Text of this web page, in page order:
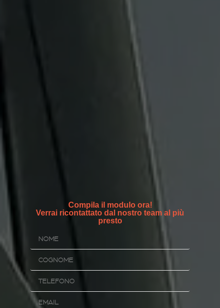
Compila il modulo ora!
Verrai ricontattato dal nostro team al più
presto